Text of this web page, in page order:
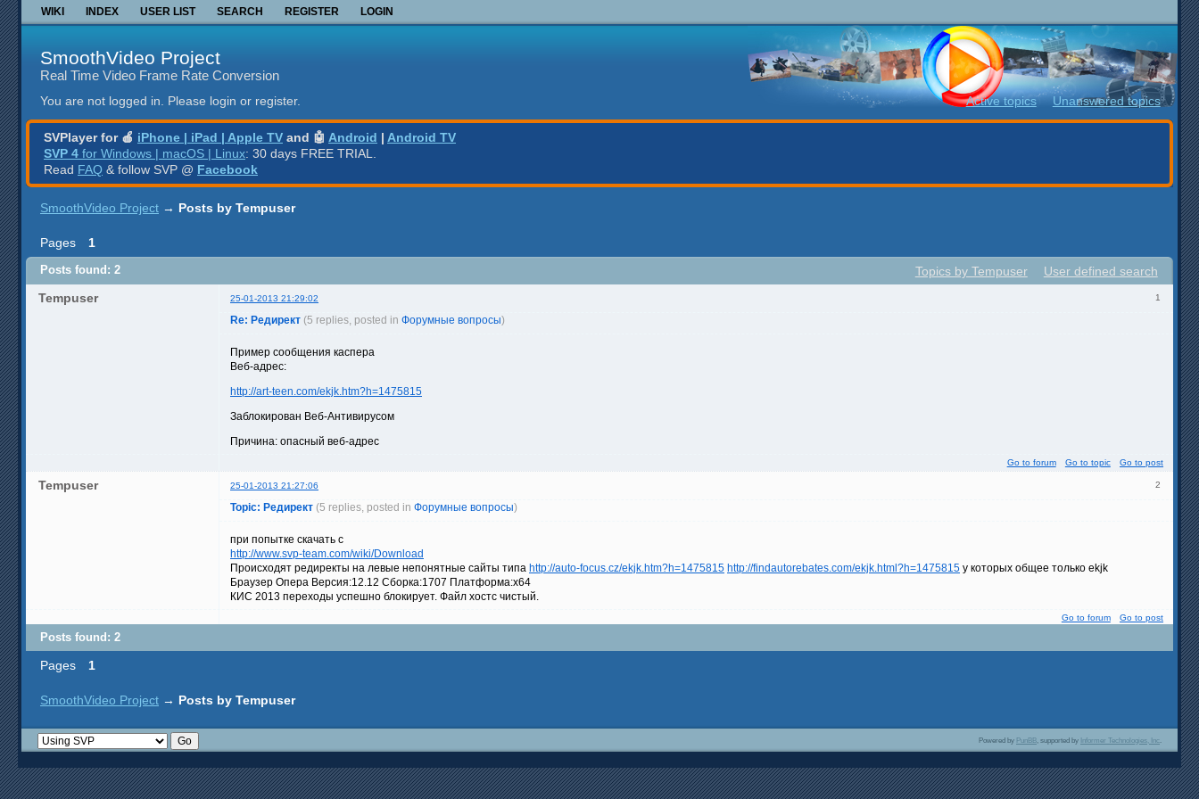
WIKI INDEX USER LIST SEARCH REGISTER LOGIN
SmoothVideo Project
Real Time Video Frame Rate Conversion
You are not logged in. Please login or register. Active topics Unanswered topics
SVPlayer for 🍎 iPhone | iPad | Apple TV and 🤖 Android | Android TV
SVP 4 for Windows | macOS | Linux: 30 days FREE TRIAL.
Read FAQ & follow SVP @ Facebook
SmoothVideo Project → Posts by Tempuser
Pages
1
Topics by Tempuser
User defined search
Posts found: 2
1
Tempuser 25-01-2013 21:29:02
Re: Редирект (5 replies, posted in Форумные вопросы)
Пример сообщения каспера
Веб-адрес:
http://art-teen.com/ekjk.htm?h=1475815
Заблокирован Веб-Антивирусом
Причина: опасный веб-адрес
Go to forum Go to topic Go to post
2
Tempuser 25-01-2013 21:27:06
Topic: Редирект (5 replies, posted in Форумные вопросы)
при попытке скачать с
http://www.svp-team.com/wiki/Download
Происходят редиректы на левые непонятные сайты типа http://auto-focus.cz/ekjk.htm?h=1475815 http://findautorebates.com/ekjk.html?h=1475815 у которых общее только ekjk
Браузер Опера Версия:12.12 Сборка:1707 Платформа:x64
КИС 2013 переходы успешно блокирует. Файл хостс чистый.
Go to forum Go to post
Posts found: 2
Pages 1
SmoothVideo Project → Posts by Tempuser
Powered by PunBB, supported by Informer Technologies, Inc .